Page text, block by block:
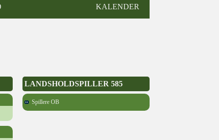
KALENDER
LANDSHOLDSPILLER 585
Spillere OB